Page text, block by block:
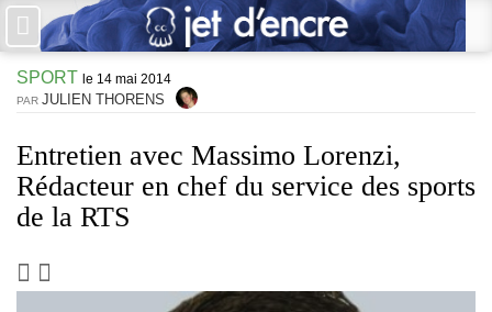
PAS DE COMMENTAIRES ×
Laisser une réponse
de dialogue et les limites du respect de chacun. Merci.
SPORT le 14 mai 2014
PAR JULIEN THORENS
Entretien avec Massimo Lorenzi,
Rédacteur en chef du service des sports
de la RTS